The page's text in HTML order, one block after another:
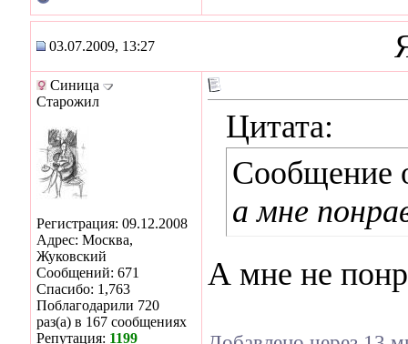
03.07.2009, 13:27
Синица
Старожил
Регистрация: 09.12.2008
Адрес: Москва,
Жуковский
Сообщений: 671
Спасибо: 1,763
Поблагодарили 720
раз(а) в 167 сообщениях
Репутация: 1199
Цитата:
Сообщение
а мне
А мне не